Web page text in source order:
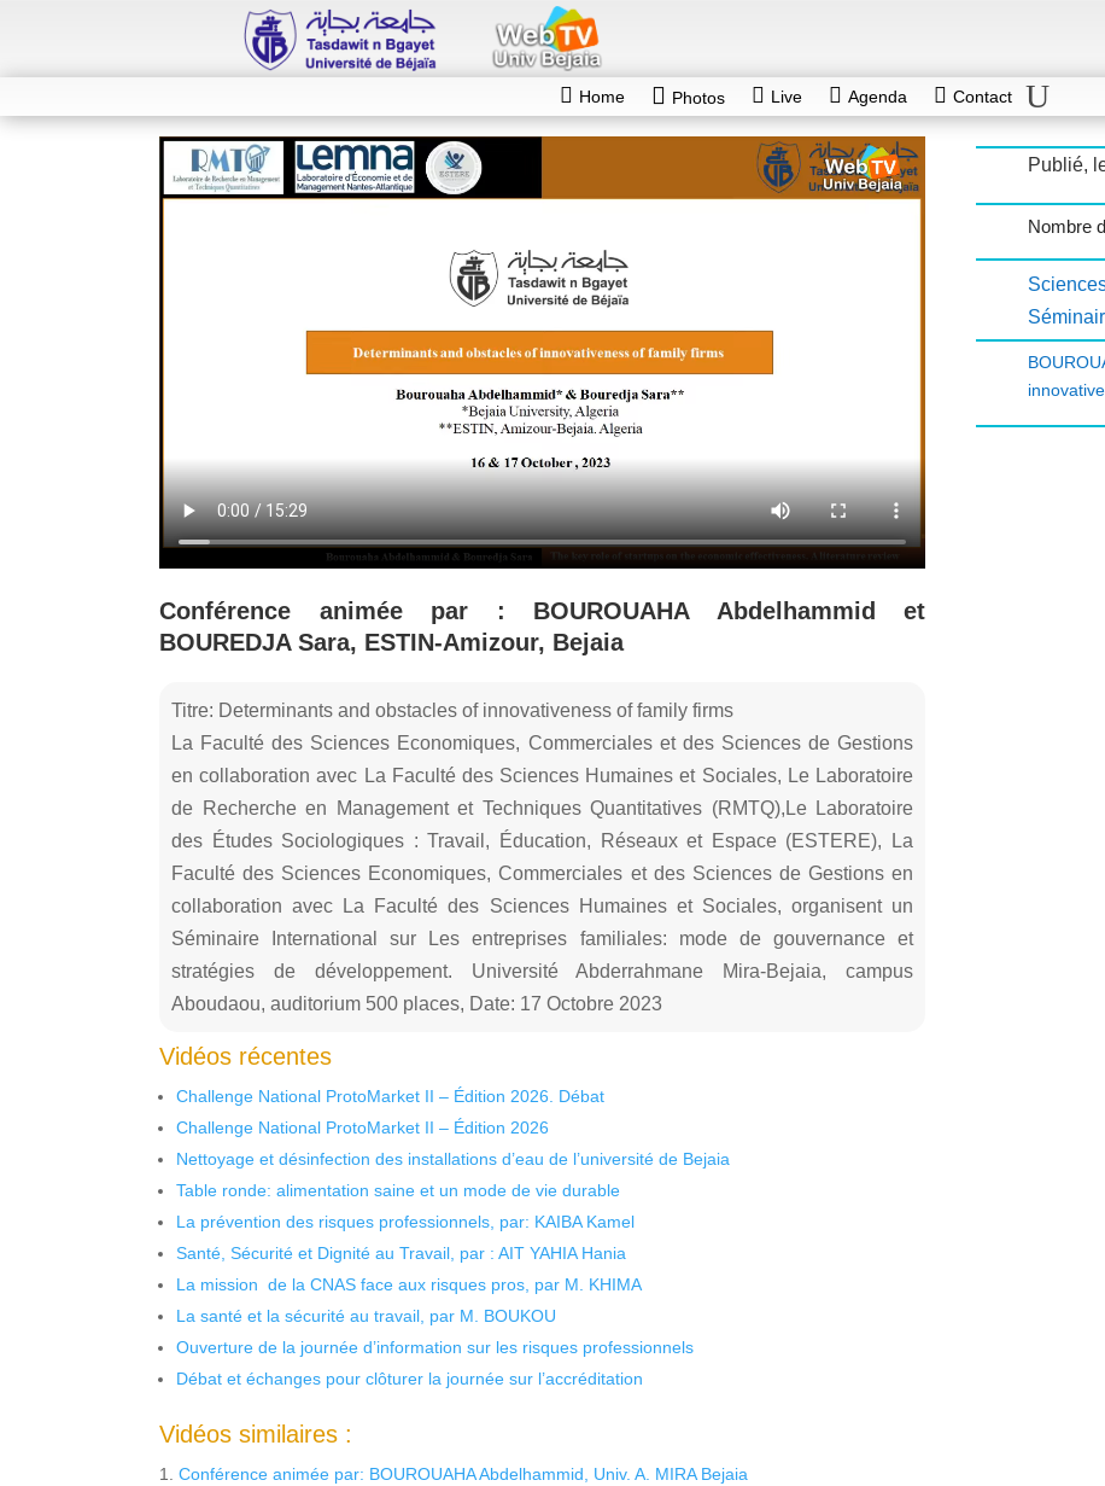
Home Photos Live Agenda Contact
Conférence animée par : BOUROUAHA Abdelhammid et
BOUREDJA Sara, ESTIN-Amizour, Bejaia
Titre: Determinants and obstacles of innovativeness of family firms
La Faculté des Sciences Economiques, Commerciales et des Sciences de Gestions
en collaboration avec La Faculté des Sciences Humaines et Sociales, Le Laboratoire
de Recherche en Management et Techniques Quantitatives (RMTQ),Le Laboratoire
des Études Sociologiques : Travail, Éducation, Réseaux et Espace (ESTERE), La
Faculté des Sciences Economiques, Commerciales et des Sciences de Gestions en
collaboration avec La Faculté des Sciences Humaines et Sociales, organisent un
Séminaire International sur Les entreprises familiales: mode de gouvernance et
stratégies de développement. Université Abderrahmane Mira-Bejaia, campus
Aboudaou, auditorium 500 places, Date: 17 Octobre 2023
Vidéos récentes
Challenge National ProtoMarket II – Édition 2026. Débat
Challenge National ProtoMarket II – Édition 2026
Nettoyage et désinfection des installations d’eau de l’université de Bejaia
Table ronde: alimentation saine et un mode de vie durable
La prévention des risques professionnels, par: KAIBA Kamel
Santé, Sécurité et Dignité au Travail, par : AIT YAHIA Hania
La mission de la CNAS face aux risques pros, par M. KHIMA
La santé et la sécurité au travail, par M. BOUKOU
Ouverture de la journée d’information sur les risques professionnels
Débat et échanges pour clôturer la journée sur l’accréditation
Vidéos similaires :
Conférence animée par: BOUROUAHA Abdelhammid, Univ. A. MIRA Bejaia
Publié,
Nombre